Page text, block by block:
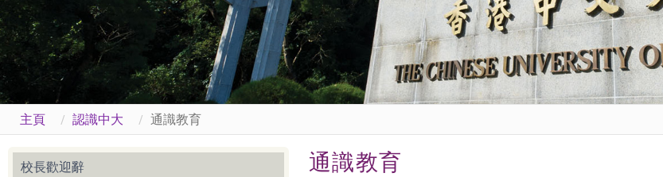
主頁 認識中大 通識教育
校長歡迎辭
通識教育